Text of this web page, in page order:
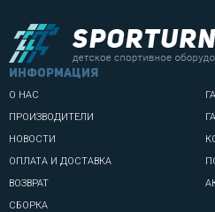
информация
О НАС
ПРОИЗВОДИТЕЛИ
НОВОСТИ
ОПЛАТА И ДОСТАВКА
ВОЗВРАТ
СБОРКА